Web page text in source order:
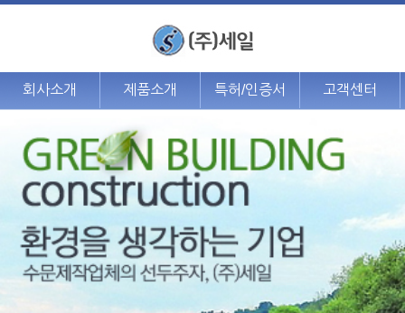
회사소개 제품소개 특허/인증서 고객센터